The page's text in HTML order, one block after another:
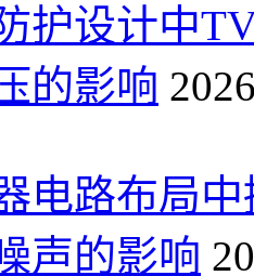
护设计中
的影响
电路布局
声的影响